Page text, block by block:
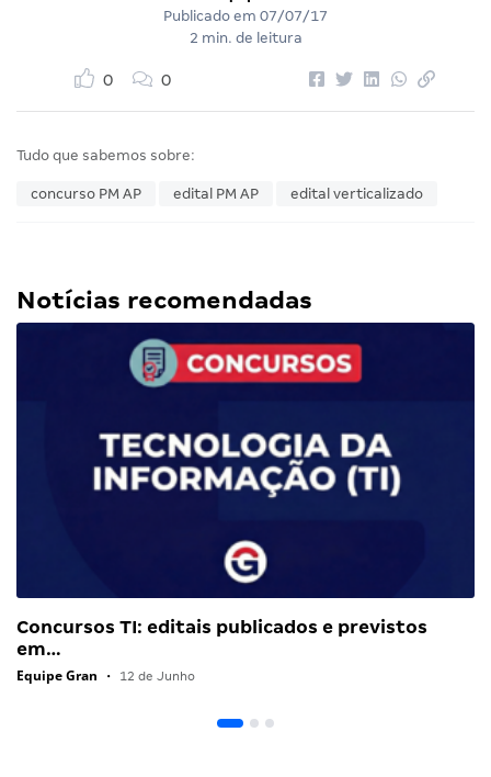
Publicado em 07/07/17
2 min. de leitura
0 0
Tudo que sabemos sobre:
concurso PM AP edital PM AP edital verticalizado
Notícias recomendadas
Concursos TI: editais publicados e previstos
em…
Equipe Gran • 12 de Junho